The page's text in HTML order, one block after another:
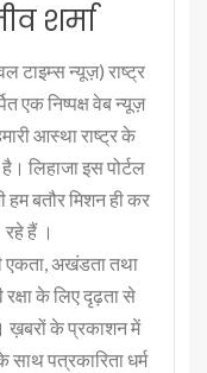
शर्मा
टाइम्स न्यूज़) राष्ट्र
एक निष्पक्ष वेब न्यूज़
आस्था राष्ट्र के
है। लिहाजा इस पोर्टल
बतौर मिशन ही कर
रहे हैं ।
एकता, अखंडता तथा
के लिए दृढ़ता से
ख़बरों के प्रकाशन में
साथ पत्रकारिता धर्म